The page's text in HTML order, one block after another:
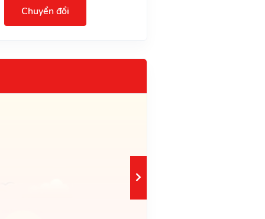
Chuyển đổi